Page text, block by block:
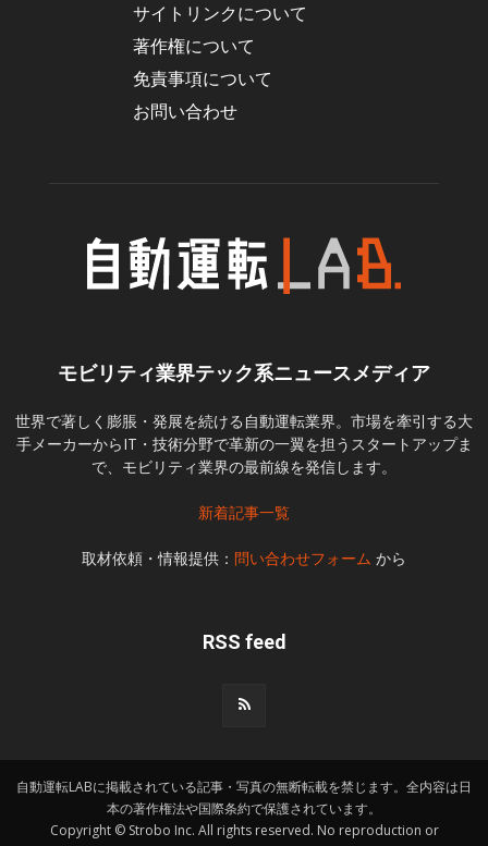
サイトリンクについて
著作権について
免責事項について
お問い合わせ
モビリティ業界テック系ニュースメディア
世界で著しく膨脹・発展を続ける自動運転業界。市場を牽引する大
手メーカーからIT・技術分野で革新の一翼を担うスタートアップま
で、モビリティ業界の最前線を発信します。
新着記事一覧
取材依頼・情報提供： 問い合わせフォーム から
RSS feed
自動運転LABに掲載されている記事・写真の無断転載を禁じます。全内容は日
本の著作権法や国際条約で保護されています。
Copyright © Strobo Inc. All rights reserved. No reproduction or